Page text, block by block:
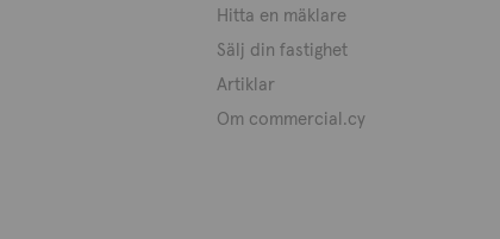
Hitta en mäklare
Sälj din fastighet
Artiklar
Om commercial.cy